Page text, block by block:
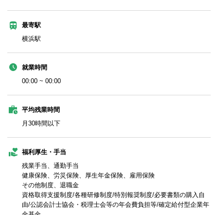
最寄駅
横浜駅
就業時間
00:00 ~ 00:00
平均残業時間
月30時間以下
福利厚生・手当
残業手当、通勤手当
健康保険、労災保険、厚生年金保険、雇用保険
その他制度、退職金
資格取得支援制度/各種研修制度/特別報奨制度/必要書類の購入自
由/公認会計士協会・税理士会等の年会費負担等/確定給付型企業年